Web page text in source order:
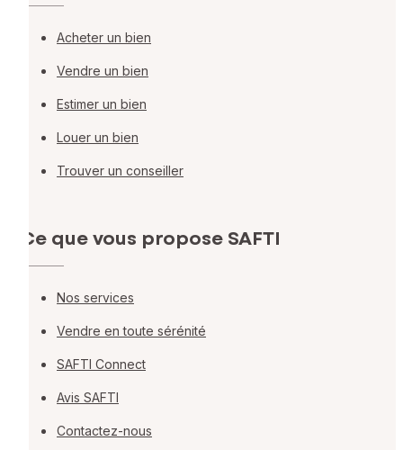
Acheter un bien
Vendre un bien
Estimer un bien
Louer un bien
Trouver un conseiller
Ce que vous propose SAFTI
Nos services
Vendre en toute sérénité
SAFTI Connect
Avis SAFTI
Contactez-nous